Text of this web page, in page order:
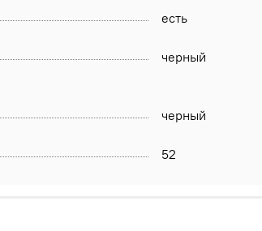
есть
черный
черный
52